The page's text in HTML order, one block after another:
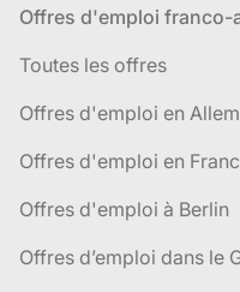
Offres d'emploi franco-
Toutes les offres
Offres d'emploi en
Offres d'emploi en
Offres d'emploi à Berlin
Offres d’emploi dans le